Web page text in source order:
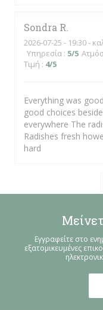
Sondra R
2026-07-25 - 19:30 -
Υπηρεσία : 5/5
Τιμή : 4/5
Everything was
good choices
everywhere The
Radishes fresh
hard
Εγγραφείτε στο
εξατομικευμένες